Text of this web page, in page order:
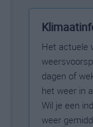
Het actuele
dagen of
het weer in
Wil je een
weer